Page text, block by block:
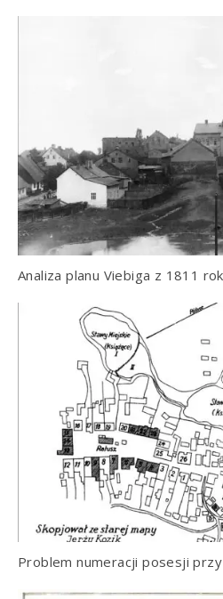
Analiza planu Viebiga z 1811
Problem numeracji posesji przy